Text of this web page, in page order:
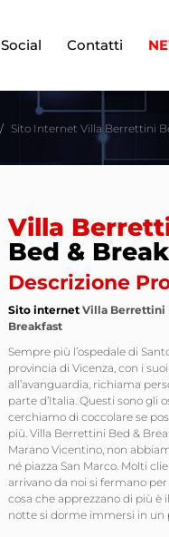
Social Contatti
Sito Internet Villa Berrettini
Villa
Bed &
Descrizione
Sito internetVilla Berrettini
Breakfast
Sempre più l’ospedale di
provincia di Vicenza, con i
all’avanguardia, richiama
parte d’Italia. Questi sono gli
cerchiamo di coccolare se
più. Villa Berrettini Bed &
Marano Vicentino, non
né piazza San Marco. Molti
arrivano da noi si fermano per
cosa che apprezzano di più è
notte si dorme immersi in un